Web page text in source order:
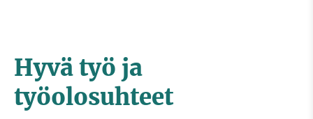
Hyvä työ ja
työolosuhteet